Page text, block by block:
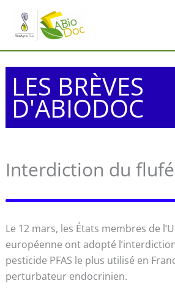
contenu
LES BRÈVES
D'ABIODOC
Interdiction du
Le 12 mars, les États membres de
européenne ont adopté
pesticide PFAS le plus utilisé en
perturbateur endocrinien.